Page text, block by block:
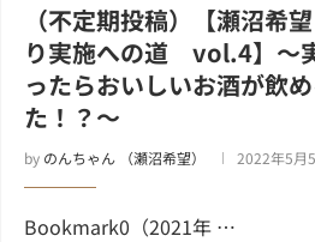
（不定期投稿）【瀬沼希
り実施への道 vol.4】～
ったらおいしいお酒が飲
た！？～
by のんちゃん （瀬沼希望） 2022年5月
Bookmark0（2021年 …